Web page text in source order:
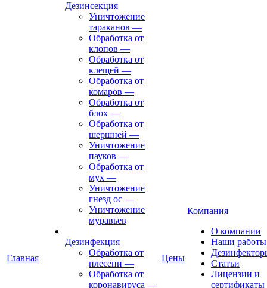
Главная
Дезинсекция
Уничтожение
тараканов —
Обработка от
клопов —
Обработка от
клещей —
Обработка от
комаров —
Обработка от
блох —
Обработка от
шершней —
Уничтожение
пауков —
Обработка от
мух —
Уничтожение
гнезд ос —
Уничтожение
муравьев
Дезинфекция
Обработка от
плесени —
Обработка от
коронавируса —
Цены
Компания
О компании
Наши работы
Статьи
Лицензии и
сертификаты